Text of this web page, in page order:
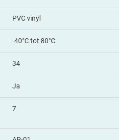
PVC vinyl
-40°C tot 80°C
34
Ja
7